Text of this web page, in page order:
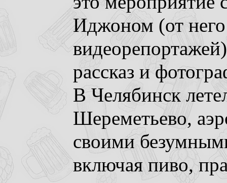
Иджоном (от
рассказ и
В Челябинск
Шереметьево,
своими
включая пиво,